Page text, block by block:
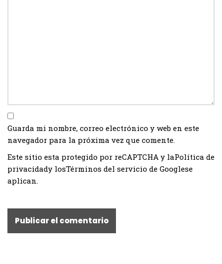
Guarda mi nombre, correo electrónico y web en este
navegador para la próxima vez que comente.
Este sitio esta protegido por reCAPTCHA y laPolítica de
privacidady losTérminos del servicio de Googlese
aplican.